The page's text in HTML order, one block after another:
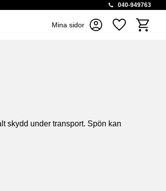
040-949763
Mina sidor Favoriter
skydd under transport. Spön kan